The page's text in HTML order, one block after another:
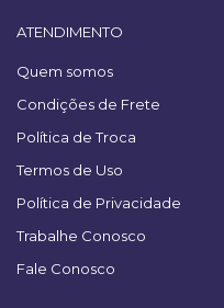
ATENDIMENTO
Quem somos
Condições de Frete
Política de Troca
Termos de Uso
Política de Privacidade
Trabalhe Conosco
Fale Conosco